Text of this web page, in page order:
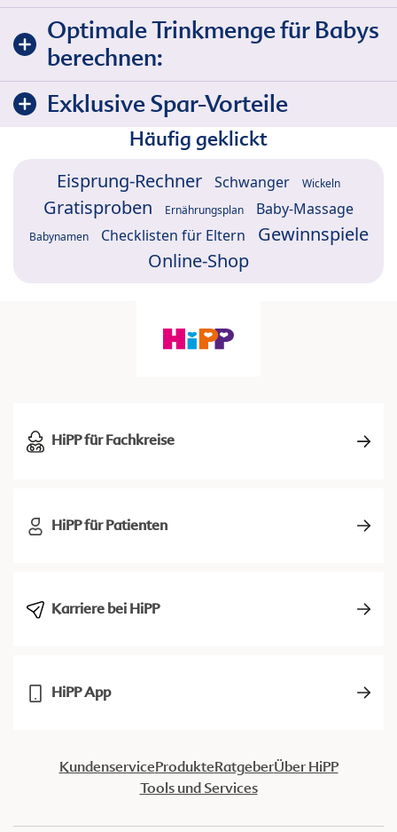
Optimale Trinkmenge für Babys
berechnen:
Exklusive Spar-Vorteile
Häufig geklickt
Eisprung-Rechner Schwanger Wickeln
Gratisproben Ernährungsplan Baby-Massage
Babynamen Checklisten für Eltern
Gewinnspiele
Online-Shop
HiPP für Fachkreise
HiPP für Patienten
Karriere bei HiPP
HiPP App
KundenserviceProdukteRatgeberÜber HiPP
Tools und Services